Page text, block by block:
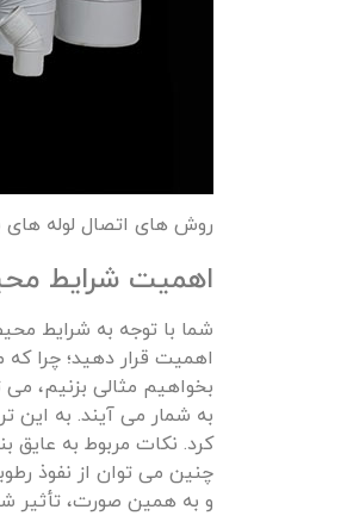
روش‌ های اتصال لوله ‌های
اهمیت شرایط
شما با توجه به شرایط
اهمیت قرار دهید؛ چرا که
بخواهیم مثالی بزنیم،
به شمار می آیند. به این
کرد. نکات مربوط به عایق
چنین می توان از نفوذ
و به همین صورت، تأثیر